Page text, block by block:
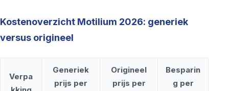
Kostenoverzicht Motilium 2026: generiek
versus origineel
Verpa
Generiek
prijs per
Origineel
prijs per
Besparin
g per